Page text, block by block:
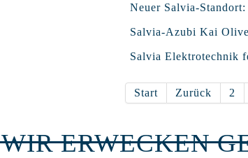
Neuer Salvia-
Salvia-Azubi Kai
Salvia Elektrotechnik
Start Zurück 2
WIR ERWECKEN